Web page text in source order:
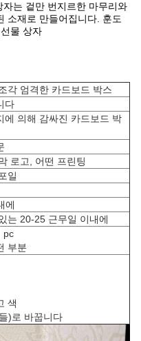
는 겉만 번지르한 마무리와
소재로 만들어집니다. 훈도
물 상자
각 엄격한 카드보드 박스
다
에 의해 감싸진 카드보드 박
로고, 어떤 프린팅
일
에
는 20-25 근무일 이내에
pc
부분
색
)로 바꿉니다